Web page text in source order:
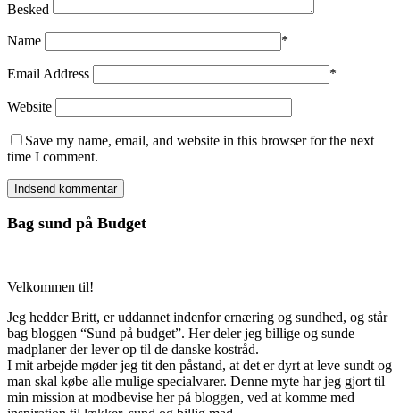
Besked
Name *
Email Address *
Website
Save my name, email, and website in this browser for the next
time I comment.
Bag sund på Budget
Velkommen til!
Jeg hedder Britt, er uddannet indenfor ernæring og sundhed, og står
bag bloggen “Sund på budget”. Her deler jeg billige og sunde
madplaner der lever op til de danske kostråd.
I mit arbejde møder jeg tit den påstand, at det er dyrt at leve sundt og
man skal købe alle mulige specialvarer. Denne myte har jeg gjort til
min mission at modbevise her på bloggen, ved at komme med